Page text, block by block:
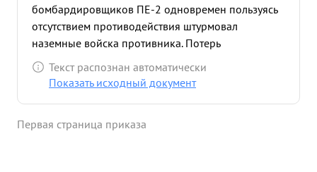
бомбардировщиков ПЕ-2 одновремен пользуясь
отсутствием противодействия штурмовал
наземные войска противника. Потерь
сопровождаемых бомбардировщиков не было.
Тесное взаимодействие с бомбардировщиками
хайларском направлении и взятие г. Хайлар.
Текст распознан автоматически
Показать исходный документ
Первая страница приказа